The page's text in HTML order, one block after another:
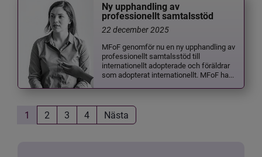
Ny upphandling av
professionellt samtalsstöd
22 december 2025
MFoF genomför nu en ny upphandling av
professionellt samtalsstöd till
internationellt adopterade och föräldrar
som adopterat internationellt. MFoF ha...
1 2 3 4 Nästa